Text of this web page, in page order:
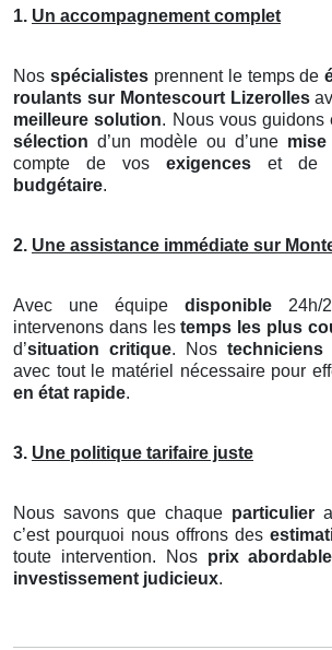
1. Un accompagnement complet
Nos spécialistesprennent le temps de
roulants sur Montescourt Lizerolles
meilleure solution. Nous vous guidons
sélection d’un modèle ou d’une
compte de vos exigences et de
budgétaire.
2. Une assistance immédiate sur
Avec une équipe disponible 24h/
intervenons dans lestemps les plus
d’situation critique. Nos techniciens
avec tout le matériel nécessaire pour
en état rapide.
3. Une politique tarifaire juste
Nous savons que chaque particuliera
c’est pourquoi nous offrons des
toute intervention. Nos prix
investissement judicieux.